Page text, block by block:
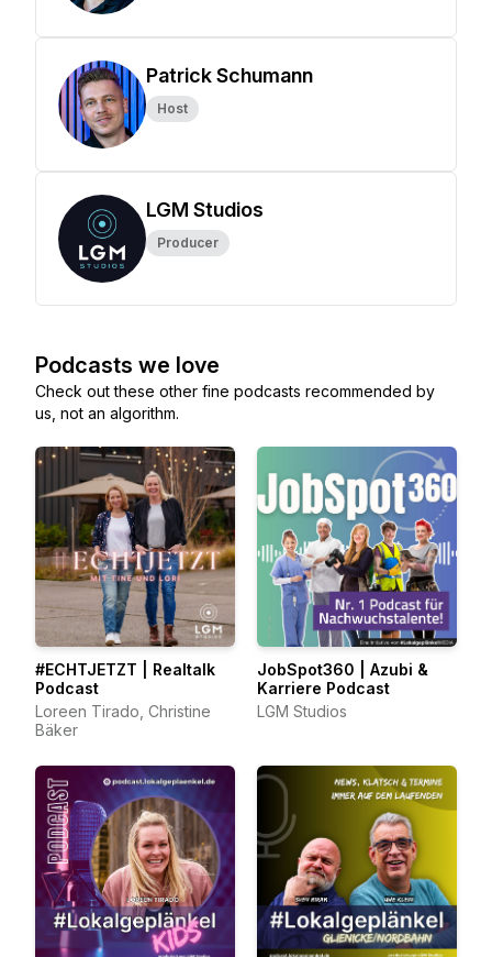
Patrick Schumann
Host
LGM Studios
Producer
Podcasts we love
Check out these other fine podcasts recommended by
us, not an algorithm.
#ECHTJETZT | Realtalk
Podcast
Loreen Tirado, Christine
Bäker
JobSpot360 | Azubi &
Karriere Podcast
LGM Studios